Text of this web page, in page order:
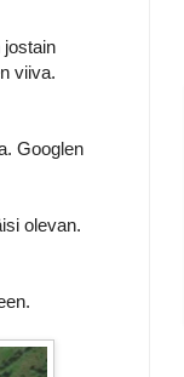
jostain
viiva.
Googlen
olevan.